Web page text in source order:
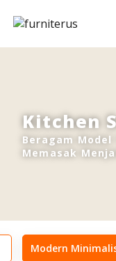
Kitchen
Beragam
Memasak
Modern